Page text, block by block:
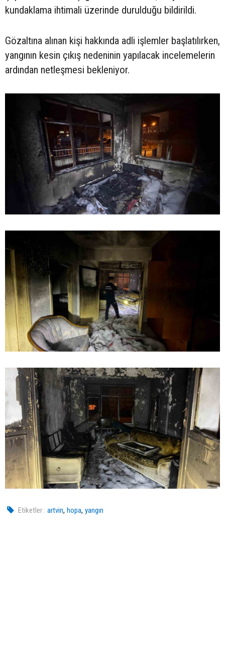
kundaklama ihtimali üzerinde durulduğu bildirildi.
Gözaltına alınan kişi hakkında adli işlemler başlatılırken,
yangının kesin çıkış nedeninin yapılacak incelemelerin
ardından netleşmesi bekleniyor.
Etiketler : artvin,hopa,yangın